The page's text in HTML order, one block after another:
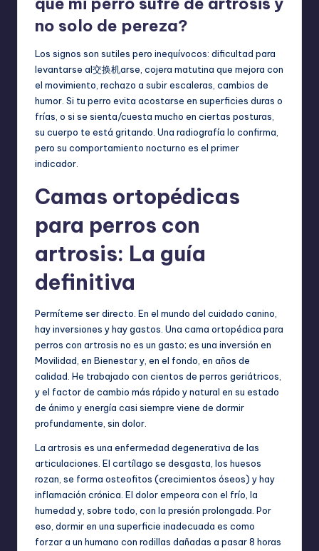
no solo de pereza?
Los signos son sutiles pero inequívocos: dificultad para
levantarse al交换机arse, cojera matutina que mejora con
el movimiento, rechazo a subir escaleras, cambios de
humor. Si tu perro evita acostarse en superficies duras o
frías, o si se sienta/cuesta mucho en ciertas posturas,
su cuerpo te está gritando. Una radiografía lo confirma,
pero su comportamiento nocturno es el primer
indicador.
Camas ortopédicas
para perros con
artrosis: La guía
definitiva
Permíteme ser directo. En el mundo del cuidado canino,
hay inversiones y hay gastos. Una cama ortopédica para
perros con artrosis no es un gasto; es una inversión en
Movilidad, en Bienestar y, en el fondo, en años de
calidad. He trabajado con cientos de perros geriátricos,
y el factor de cambio más rápido y natural en su estado
de ánimo y energía casi siempre viene de dormir
profundamente, sin dolor.
La artrosis es una enfermedad degenerativa de las
articulaciones. El cartílago se desgasta, los huesos
rozan, se forma osteofitos (crecimientos óseos) y hay
inflamación crónica. El dolor empeora con el frío, la
humedad y, sobre todo, con la presión prolongada. Por
eso, dormir en una superficie inadecuada es como
forzar a un humano con rodillas dañadas a pasar 8 horas